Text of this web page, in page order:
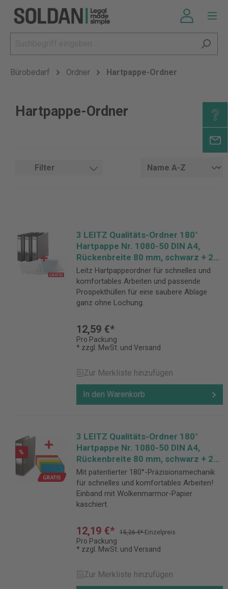
Bürobedarf Ordner Hartpappe-Ordner
Hartpappe-Ordner
Filter
3 LEITZ Qualitäts-Ordner 180°
Hartpappe Nr. 1080-50 DIN A4,
Rückenbreite 80 mm, schwarz + 25
Prospekthüllen GRATIS
Leitz Hartpappeordner für schnelles und
komfortables Arbeiten und passende
Prospekthüllen für eine saubere Ablage
ganz ohne Lochung.
12,59 €*
Pro Packung
* zzgl. MwSt. und Versand
Zur Merkliste hinzufügen
In den Warenkorb
%
3 LEITZ Qualitäts-Ordner 180°
Hartpappe Nr. 1080-50 DIN A4,
Rückenbreite 80 mm, schwarz + 25
Trennstreifen GRATIS
Mit patentierter 180°-Präzisionsmechanik
für schnelles und komfortables Arbeiten!
Einband mit Wolkenmarmor-Papier
kaschiert.
12,19 €* 15,26 €*Einzelpreis
Pro Packung
* zzgl. MwSt. und Versand
Zur Merkliste hinzufügen